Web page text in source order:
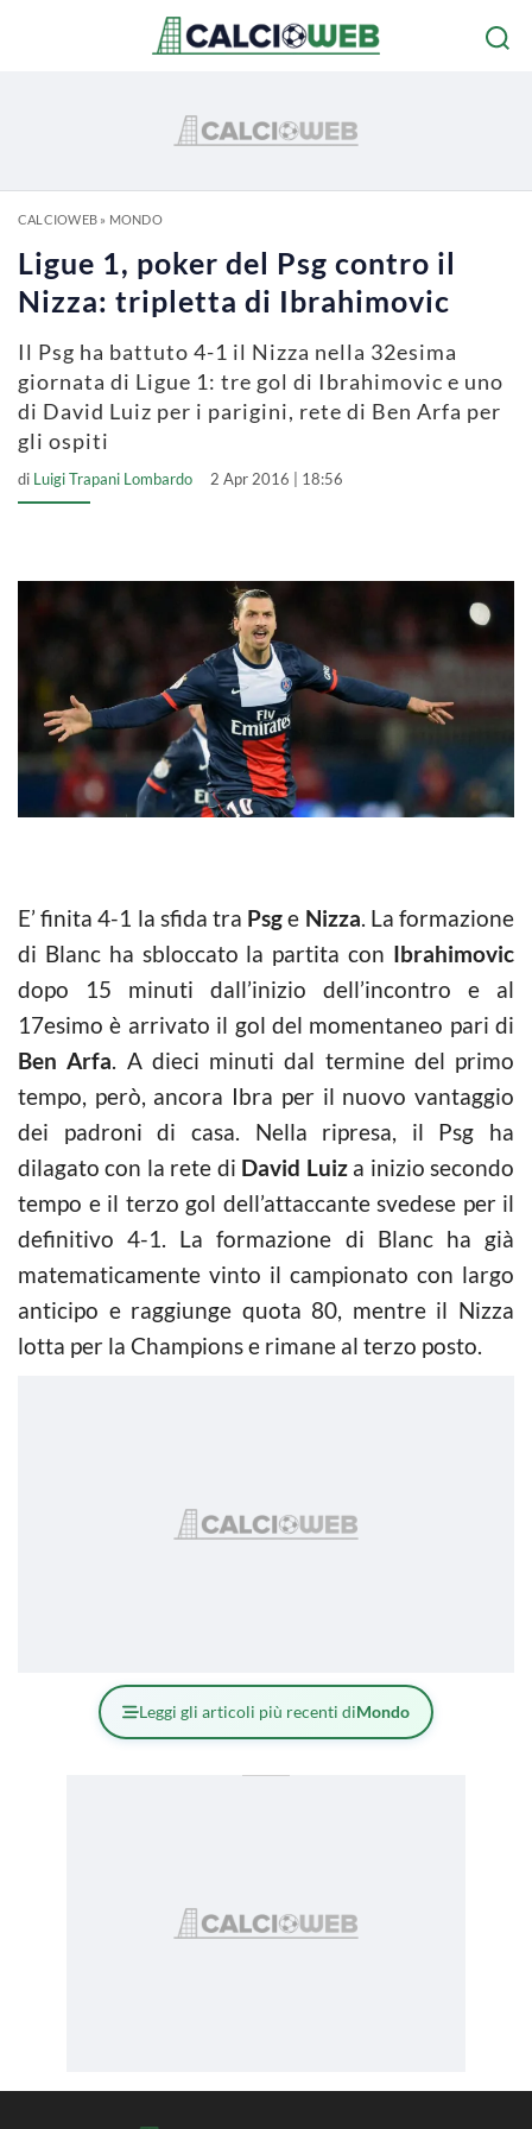
CALCIOWEB» MONDO
Ligue 1, poker del Psg contro il
Nizza: tripletta di Ibrahimovic
Il Psg ha battuto 4-1 il Nizza nella 32esima
giornata di Ligue 1: tre gol di Ibrahimovic e uno
di David Luiz per i parigini, rete di Ben Arfa per
gli ospiti
di Luigi Trapani Lombardo 2 Apr 2016 | 18:56
E’ finita 4-1 la sfida tra Psge Nizza. La formazione
di Blanc ha sbloccato la partita con Ibrahimovic
dopo 15 minuti dall’inizio dell’incontro e al
17esimo è arrivato il gol del momentaneo pari di
Ben Arfa. A dieci minuti dal termine del primo
tempo, però, ancora Ibra per il nuovo vantaggio
dei padroni di casa. Nella ripresa, il Psg ha
dilagato con la rete di David Luiza inizio secondo
tempo e il terzo gol dell’attaccante svedese per il
definitivo 4-1. La formazione di Blanc ha già
matematicamente vinto il campionato con largo
anticipo e raggiunge quota 80, mentre il Nizza
lotta per la Champions e rimane al terzo posto.
Leggi gli articoli più recenti diMondo